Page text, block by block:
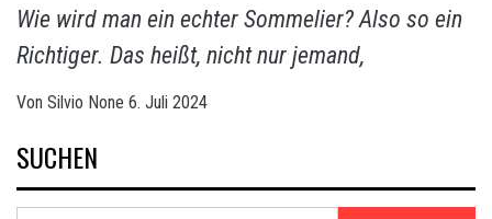
Wie wird man ein echter Sommelier? Also so ein
Richtiger. Das heißt, nicht nur jemand,
Von Silvio None 6. Juli 2024
SUCHEN